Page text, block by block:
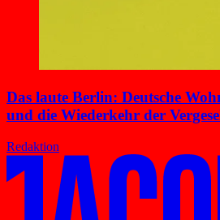
Das laute Berlin: Deutsche
und die Wiederkehr der
Redaktion